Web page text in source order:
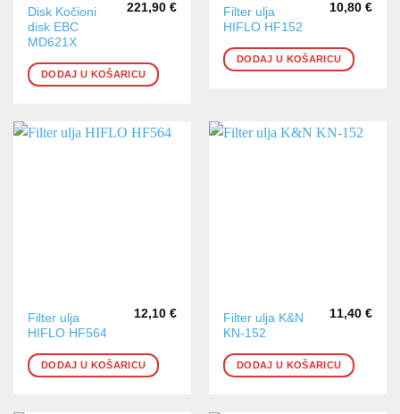
Disk Kočioni
disk EBC
MD621X
221,90 €
DODAJ U KOŠARICU
Filter ulja
HIFLO HF152
10,80 €
DODAJ U KOŠARICU
Filter ulja
HIFLO HF564
12,10 €
DODAJ U KOŠARICU
Filter ulja K&N
KN-152
11,40 €
DODAJ U KOŠARICU